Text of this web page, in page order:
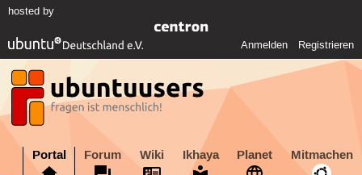
hosted by
Anmelden Registrieren
Portal Forum Wiki Ikhaya Planet Mitmachen